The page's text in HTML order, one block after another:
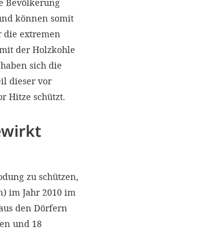
Bevölkerung
können somit
extremen
der Holzkohle
sich die
dieser vor
Hitze schützt.
zu schützen,
im Jahr 2010 im
den Dörfern
und 18